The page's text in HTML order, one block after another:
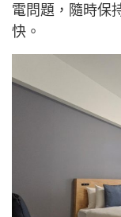
電問題，隨時保
快。